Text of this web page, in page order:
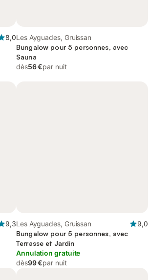
8,0Les Ayguades, Gruissan
Bungalow pour 5 personnes, avec
Sauna
dès56 €par nuit
9,3Les Ayguades, Gruissan
9,0
Bungalow pour 5 personnes, avec
Terrasse et Jardin
Annulation gratuite
dès99 €par nuit